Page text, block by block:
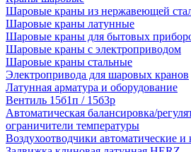
Шаровые краны из нержавеющей
Шаровые краны латунные
Шаровые краны для бытовых
Шаровые краны с электроприводом
Шаровые краны стальные
Электропривода для шаровых кранов
Латунная арматура и оборудование
Вентиль 15б1п / 15б3р
Автоматическая балансировка/
ограничители температуры
Воздухоотводчики автоматические